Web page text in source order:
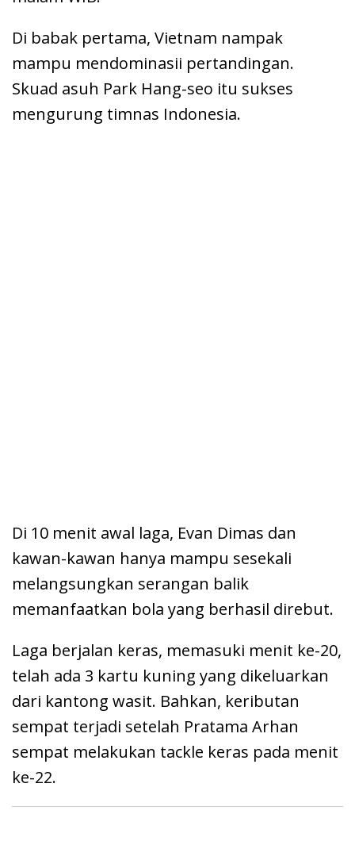
Di babak pertama, Vietnam nampak
mampu mendominasii pertandingan.
Skuad asuh Park Hang-seo itu sukses
mengurung timnas Indonesia.
Di 10 menit awal laga, Evan Dimas dan
kawan-kawan hanya mampu sesekali
melangsungkan serangan balik
memanfaatkan bola yang berhasil direbut.
Laga berjalan keras, memasuki menit ke-20,
telah ada 3 kartu kuning yang dikeluarkan
dari kantong wasit. Bahkan, keributan
sempat terjadi setelah Pratama Arhan
sempat melakukan tackle keras pada menit
ke-22.